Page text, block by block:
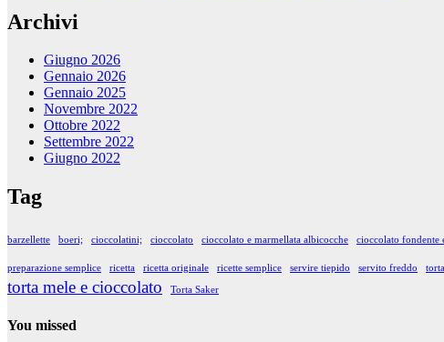
Archivi
Giugno 2026
Gennaio 2026
Gennaio 2025
Novembre 2022
Ottobre 2022
Settembre 2022
Giugno 2022
Tag
barzellette boeri; cioccolatini; cioccolato cioccolato e marmellata albicocche cioccolato fondente
preparazione semplice ricetta ricetta originale ricette semplice servire tiepido servito freddo torta
torta mele e cioccolato Torta Saker
You missed